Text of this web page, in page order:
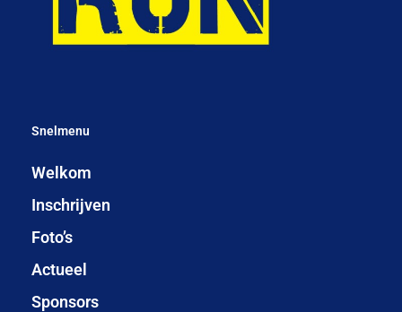
Snelmenu
Welkom
Inschrijven
Foto’s
Actueel
Sponsors